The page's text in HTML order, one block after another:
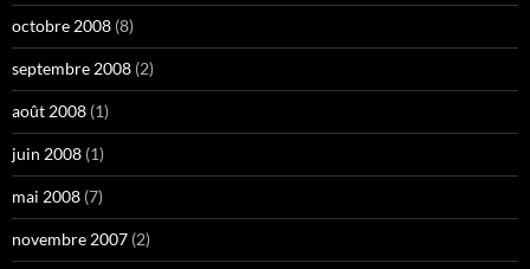
octobre 2008 (8)
septembre 2008 (2)
août 2008 (1)
juin 2008 (1)
mai 2008 (7)
novembre 2007 (2)